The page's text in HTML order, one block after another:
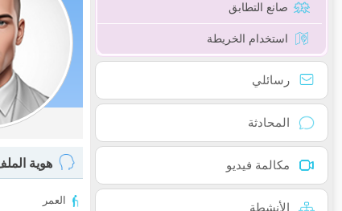
صانع التطابق
استخدام الخريطة
رسائلي
المحادثة
مكالمة فيديو
الأنشطة
هوية
العمر